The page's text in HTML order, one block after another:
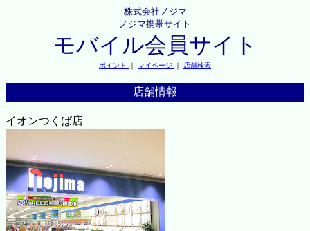
株式会社ノジマ
ノジマ携帯サイト
モバイル会員サイト
ポイント ｜ マイページ ｜ 店舗検索
店舗情報
イオンつくば店